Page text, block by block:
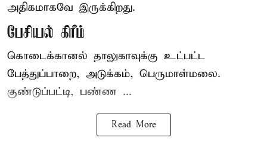
அதிகமாகவே இருக்கிறது.
பேசியல் கிரீம்
கொடைக்கானல் தாலுகாவுக்கு உட்பட்ட
பேத்துப்பாறை, அடுக்கம், பெருமாள்மலை.
குண்டுப்பட்டி, பண்ண ...
Read More